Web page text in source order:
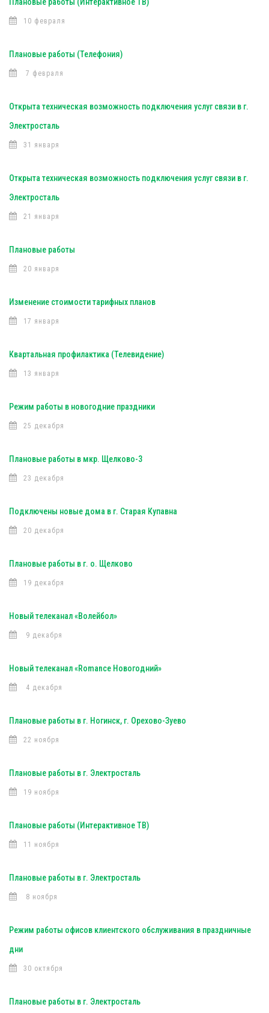
10 февраля
Плановые работы (Телефония)
7 февраля
Открыта техническая возможность подключения услуг связи в г.
Электросталь
31 января
Открыта техническая возможность подключения услуг связи в г.
Электросталь
21 января
Плановые работы
20 января
Изменение стоимости тарифных планов
17 января
Квартальная профилактика (Телевидение)
13 января
Режим работы в новогодние праздники
25 декабря
Плановые работы в мкр. Щелково-3
23 декабря
Подключены новые дома в г. Старая Купавна
20 декабря
Плановые работы в г. о. Щелково
19 декабря
Новый телеканал «Волейбол»
9 декабря
Новый телеканал «Romance Новогодний»
4 декабря
Плановые работы в г. Ногинск, г. Орехово-Зуево
22 ноября
Плановые работы в г. Электросталь
19 ноября
Плановые работы (Интерактивное ТВ)
11 ноября
Плановые работы в г. Электросталь
8 ноября
Режим работы офисов клиентского обслуживания в праздничные
дни
30 октября
Плановые работы в г. Электросталь